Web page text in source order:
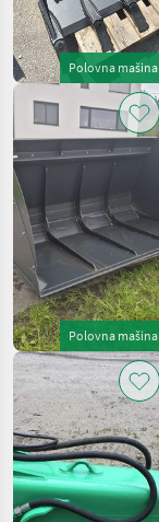
Polovna mašina
Polovna mašina